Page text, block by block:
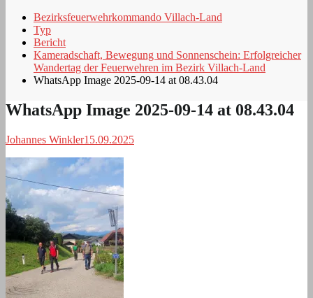
Bezirksfeuerwehrkommando Villach-Land
Typ
Bericht
Kameradschaft, Bewegung und Sonnenschein: Erfolgreicher
Wandertag der Feuerwehren im Bezirk Villach-Land
WhatsApp Image 2025-09-14 at 08.43.04
WhatsApp Image 2025-09-14 at 08.43.04
Johannes Winkler15.09.2025